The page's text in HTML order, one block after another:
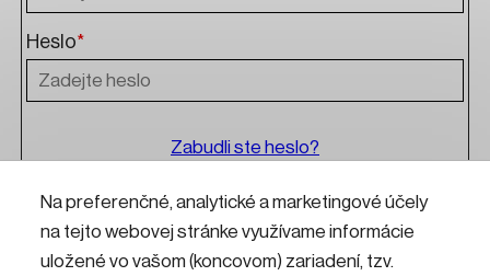
Na preferenčné, analytické a marketingové účely
na tejto webovej stránke využívame informácie
uložené vo vašom (koncovom) zariadení, tzv.
Heslo*
Zabudli ste heslo?
Přihlásit